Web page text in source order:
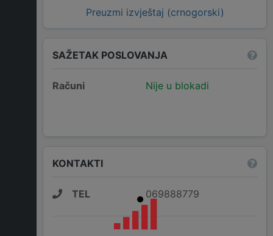
Preuzmi izvještaj (crnogorski)
SAŽETAK POSLOVANJA
Računi Nije u blokadi
KONTAKTI
TEL 069888779